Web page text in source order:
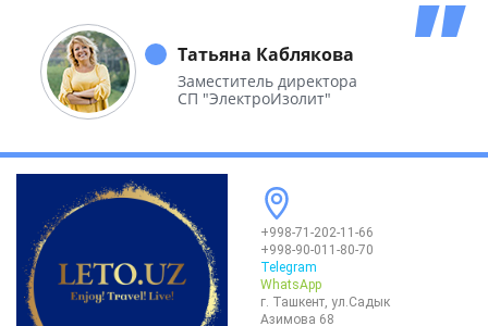
необъятной Родины.
Татьяна Каблякова
Заместитель директора
СП "ЭлектроИзолит"
+998-71-202-11-66
+998-90-011-80-70
Telegram
WhatsApp
г. Ташкент, ул.Садык
Азимова 68